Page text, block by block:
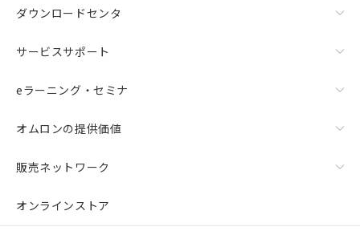
ダウンロードセンタ
サービスサポート
eラーニング・セミナ
オムロンの提供価値
販売ネットワーク
オンラインストア